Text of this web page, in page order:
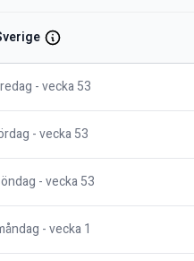
- vecka53
- vecka53
- vecka53
- vecka1